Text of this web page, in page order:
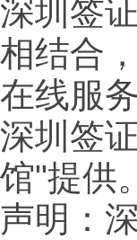
深圳签
相结合
在线服
深圳签
馆"提供。
声明：